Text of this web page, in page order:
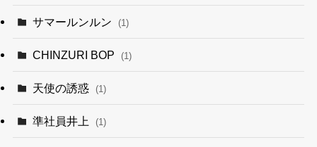
サマールンルン (1)
CHINZURI BOP (1)
天使の誘惑 (1)
準社員井上 (1)